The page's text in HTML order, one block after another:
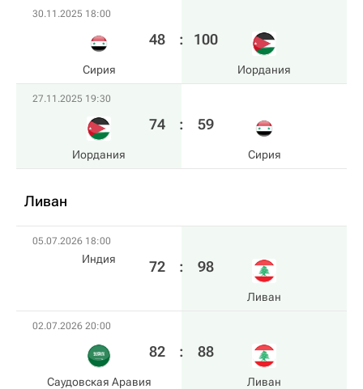
30.11.2025 18:00
Сирия
48 : 100
Иордания
27.11.2025 19:30
Иордания
74 : 59
Сирия
Ливан
05.07.2026 18:00
Индия 72 : 98
Ливан
02.07.2026 20:00
Саудовская Аравия
82 : 88
Ливан